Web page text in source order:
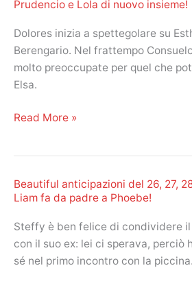
York:
aria
di
reunion?
Prudencio e Lola di nuovo insieme!
Dolores inizia a spettegolare su
Berengario. Nel frattempo
molto preoccupate per quel che
Elsa.
Il
27,
28,
29
gennaio
2020.
Prudencio
Read More »
Beautiful anticipazioni del 26, 27,
Liam fa da padre a Phoebe!
Steffy è ben felice di condividere
con il suo ex: lei ci sperava, perciò
sé nel primo incontro con la piccina.